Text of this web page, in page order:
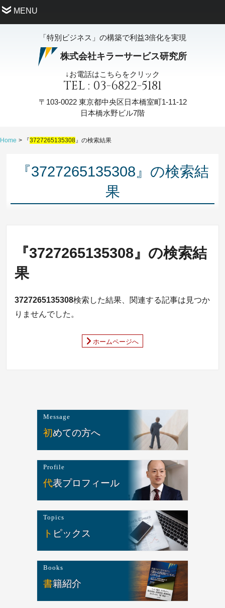
MENU
「特別ビジネス」の構築で利益3倍化を実現
株式会社キラーサービス研究所
↓お電話はこちらをクリック
TEL : 03-6822-5181
〒103-0022東京都中央区日本橋室町1-11-12
日本橋水野ビル7階
Home 『3727265135308』の検索結果
『3727265135308』の検索結
果
『3727265135308』の検索結
果
3727265135308検索した結果、関連する記事は見つか
りませんでした。
ホームページへ
Message
初めての方へ
Profile
代表プロフィール
Topics
トピックス
Books
書籍紹介